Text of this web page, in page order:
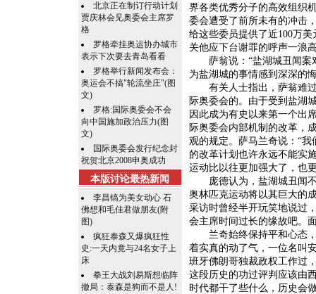
北京正在制订行动计划
贾庆林会见奥委会主席罗
格
罗格牵挂奥运协办城市
表示下次要去青岛看看
罗格举行新闻发布会：
奥运会不搞"轮流坐庄"(图
文)
罗格:国际奥委会不会
向中国施加政治压力(图
文)
国际奥委会发行纪念封
祝贺北京2008申奥成功
本版讨论最热新闻
李昌镐为美女动心 石
佛想和毛佳君做朋友(附
图)
疯狂泰森又爆疯狂性
史:一天内竟与24名女子上
床
拳王大战刘易斯想临阵
撤局：泰森是狗而不是人!
界各类优秀分子的高效组织
委会遭受了前所未有的冲击
给这些委员提供了近100万
关他应下台谢罪的呼声一浪
萨翁说：“盐湖城丑闻案
为盐湖城的事情感到深深的
有关人士指出，萨翁难过
际奥委会的。由于受到盐湖
因此成为有史以来第一个出
际奥委会内部机制的改革，
观的规定。萨马兰奇说：“
的改革计划也许永远不能实
运动比以往更加强大了，也
庞德认为，盐湖城丑闻不
奥林匹克运动将以其巨大的
采访时曾经半开玩笑地说过
会主席时间过长的缘故吧。
兰奇始终保持平和心态，
着实真的动了气，一位名叫
班牙佛朗哥独裁政权工作过
这段历史的功过评判应该由
时代都干了些什么，历史会